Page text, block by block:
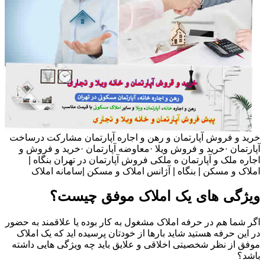
خرید و فروش آپارتمان و رهن و اجاره آپارتمان مشارکت درساخت
آپارتمان ·خرید و فروش ویلا ·معاوضه آپارتمان ·خرید و فروش و
اجاره ملک و آپارتمان ه ملکی فروش آپارتمان در تهران بنگاه |
املاک و مسکن | بنگاه | آژانس املاک و مسکن |سامانه املاک
ویژگی های یک املاک موفق چیست؟
اگر شما هم در حرفه املاک مشغول به کار بوده یا علاقمند به حضور
در این حرفه هستید شاید بارها از خودتان پرسیده اید که یک املاک
موفق از نظر شخصیتی اخلاقی و علایق باید چه ویژگی هایی داشته
باشد؟